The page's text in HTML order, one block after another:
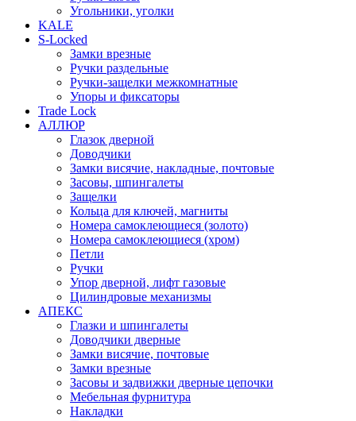
Угольники, уголки
KALE
S-Locked
Замки врезные
Ручки раздельные
Ручки-защелки межкомнатные
Упоры и фиксаторы
Trade Lock
АЛЛЮР
Глазок дверной
Доводчики
Замки висячие, накладные, почтовые
Засовы, шпингалеты
Защелки
Кольца для ключей, магниты
Номера самоклеющиеся (золото)
Номера самоклеющиеся (хром)
Петли
Ручки
Упор дверной, лифт газовые
Цилиндровые механизмы
АПЕКС
Глазки и шпингалеты
Доводчики дверные
Замки висячие, почтовые
Замки врезные
Засовы и задвижки дверные цепочки
Мебельная фурнитура
Накладки